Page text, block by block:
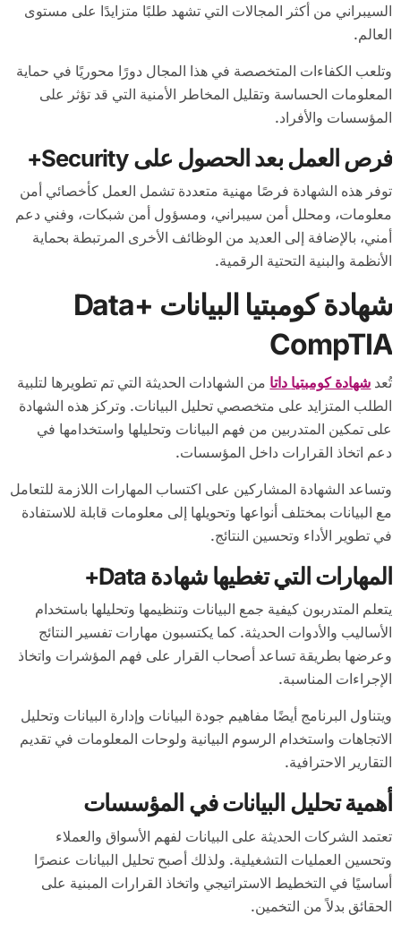
السيبراني من أكثر المجالات التي تشهد طلبًا متزايدًا على مستوى
العالم.
وتلعب الكفاءات المتخصصة في هذا المجال دورًا محوريًا في حماية
المعلومات الحساسة وتقليل المخاطر الأمنية التي قد تؤثر على
المؤسسات والأفراد.
فرص العمل بعد الحصول على Security+
توفر هذه الشهادة فرصًا مهنية متعددة تشمل العمل كأخصائي أمن
معلومات، ومحلل أمن سيبراني، ومسؤول أمن شبكات، وفني دعم
أمني، بالإضافة إلى العديد من الوظائف الأخرى المرتبطة بحماية
الأنظمة والبنية التحتية الرقمية.
شهادة كومبتيا البيانات Data+
CompTIA
تُعد شهادة كومبتيا داتا من الشهادات الحديثة التي تم تطويرها لتلبية
الطلب المتزايد على متخصصي تحليل البيانات. وتركز هذه الشهادة
على تمكين المتدربين من فهم البيانات وتحليلها واستخدامها في
دعم اتخاذ القرارات داخل المؤسسات.
وتساعد الشهادة المشاركين على اكتساب المهارات اللازمة للتعامل
مع البيانات بمختلف أنواعها وتحويلها إلى معلومات قابلة للاستفادة
في تطوير الأداء وتحسين النتائج.
المهارات التي تغطيها شهادة Data+
يتعلم المتدربون كيفية جمع البيانات وتنظيمها وتحليلها باستخدام
الأساليب والأدوات الحديثة. كما يكتسبون مهارات تفسير النتائج
وعرضها بطريقة تساعد أصحاب القرار على فهم المؤشرات واتخاذ
الإجراءات المناسبة.
ويتناول البرنامج أيضًا مفاهيم جودة البيانات وإدارة البيانات وتحليل
الاتجاهات واستخدام الرسوم البيانية ولوحات المعلومات في تقديم
التقارير الاحترافية.
أهمية تحليل البيانات في المؤسسات
تعتمد الشركات الحديثة على البيانات لفهم الأسواق والعملاء
وتحسين العمليات التشغيلية. ولذلك أصبح تحليل البيانات عنصرًا
أساسيًا في التخطيط الاستراتيجي واتخاذ القرارات المبنية على
الحقائق بدلاً من التخمين.